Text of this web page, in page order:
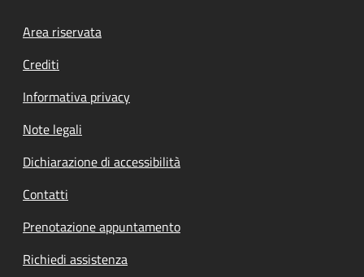
Footer menu
Area riservata
Crediti
Informativa privacy
Note legali
Dichiarazione di accessibilità
Contatti
Prenotazione appuntamento
Richiedi assistenza